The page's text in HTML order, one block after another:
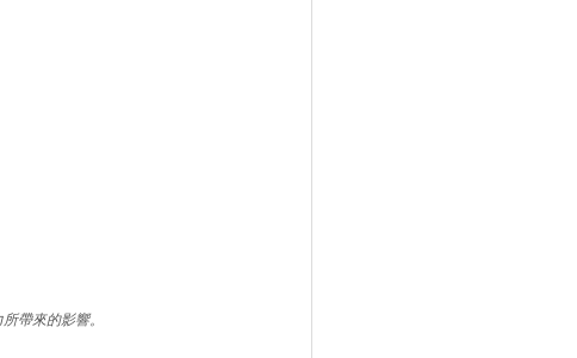
帶來的影響。